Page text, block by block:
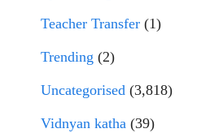
Teacher Transfer (1)
Trending (2)
Uncategorised (3,818)
Vidnyan katha (39)